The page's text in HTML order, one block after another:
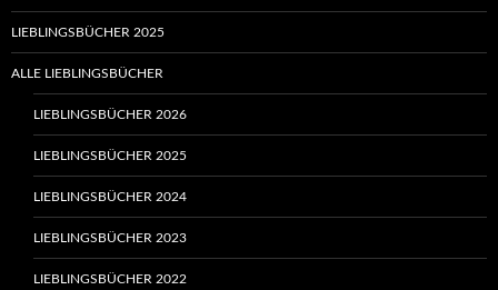
LIEBLINGSBÜCHER 2025
ALLE LIEBLINGSBÜCHER
LIEBLINGSBÜCHER 2026
LIEBLINGSBÜCHER 2025
LIEBLINGSBÜCHER 2024
LIEBLINGSBÜCHER 2023
LIEBLINGSBÜCHER 2022